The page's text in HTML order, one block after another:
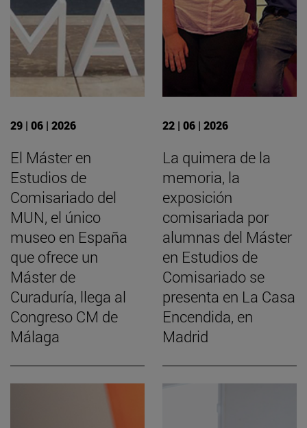
29 | 06 | 2026
El Máster en
Estudios de
Comisariado del
MUN, el único
museo en España
que ofrece un
Máster de
Curaduría, llega al
Congreso CM de
Málaga
22 | 06 | 2026
La quimera de la
memoria, la
exposición
comisariada por
alumnas del Máster
en Estudios de
Comisariado se
presenta en La Casa
Encendida, en
Madrid